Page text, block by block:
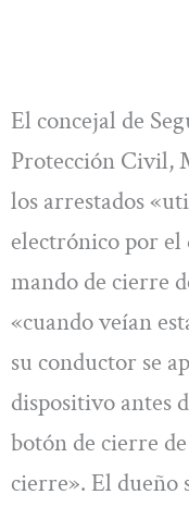
El concejal de
Protección Civil,
los arrestados
electrónico por el
mando de cierre
«cuando veían
su conductor se
dispositivo antes
botón de cierre
cierre». El dueño